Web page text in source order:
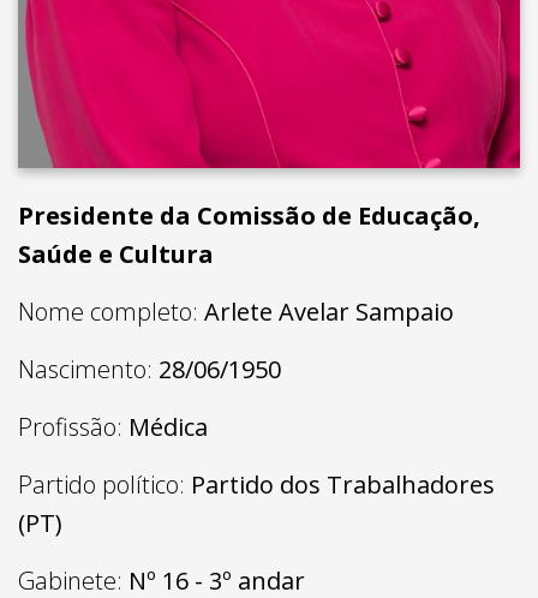
Presidente da Comissão de Educação,
Saúde e Cultura
Nome completo: Arlete Avelar Sampaio
Nascimento: 28/06/1950
Profissão: Médica
Partido político: Partido dos Trabalhadores
(PT)
Gabinete: Nº 16 - 3º andar